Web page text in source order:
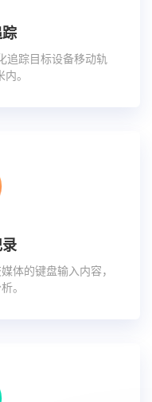
追踪目标设备移动轨
。
体的键盘输入内容，
。